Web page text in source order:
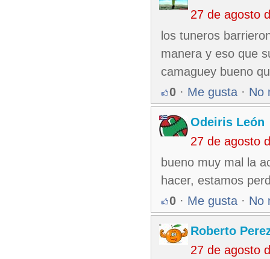
27 de agosto
los tuneros
manera y eso que
camaguey bueno
0 · Me gusta · No
Odeiris León
27 de agosto
bueno muy mal la
hacer, estamos
0 · Me gusta · No
Roberto
27 de agosto